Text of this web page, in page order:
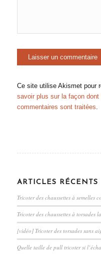
Ce site utilise Akismet pour
savoir plus sur la façon
commentaires sont traitées.
ARTICLES RÉCENTS
Tricoter des chaussettes à semelles
Tricoter des chaussettes à torsades
[vidéo] Tricoter des torsades sans
Quelle taille de pull tricoter si